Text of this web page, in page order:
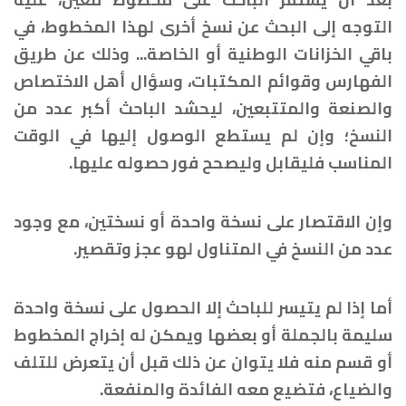
التوجه إلى البحث عن نسخ أخرى لهذا المخطوط، في
باقي الخزانات الوطنية أو الخاصة... وذلك عن طريق
الفهارس وقوائم المكتبات، وسؤال أهل الاختصاص
والصنعة والمتتبعين، ليحشد الباحث أكبر عدد من
النسخ؛ وإن لم يستطع الوصول إليها في الوقت
المناسب فليقابل وليصحح فور حصوله عليها.
وإن الاقتصار على نسخة واحدة أو نسختين، مع وجود
عدد من النسخ في المتناول لهو عجز وتقصير.
أما إذا لم يتيسر للباحث إلا الحصول على نسخة واحدة
سليمة بالجملة أو بعضها ويمكن له إخراج المخطوط
أو قسم منه فلا يتوان عن ذلك قبل أن يتعرض للتلف
والضياع، فتضيع معه الفائدة والمنفعة.